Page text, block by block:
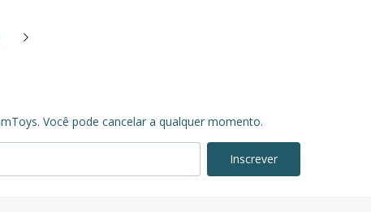
Você pode cancelar a qualquer momento.